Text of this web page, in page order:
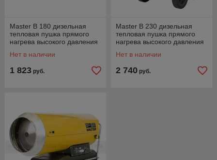
Master B 180 дизельная
тепловая пушка прямого
нагрева высокого давления
Нет в наличии
1 823 руб.
Master B 230 дизельная
тепловая пушка прямого
нагрева высокого давления
Нет в наличии
2 740 руб.